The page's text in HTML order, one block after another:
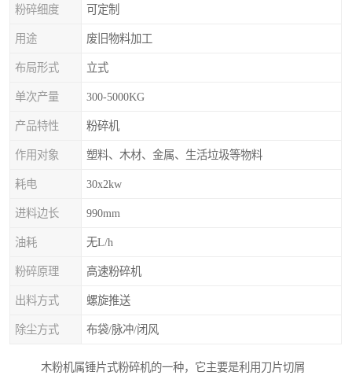
粉碎细度 可定制
用途 废旧物料加工
布局形式 立式
单次产量 300-5000KG
产品特性 粉碎机
作用对象 塑料、木材、金属、生活垃圾等物料
耗电 30x2kw
进料边长 990mm
油耗 无L/h
粉碎原理 高速粉碎机
出料方式 螺旋推送
除尘方式 布袋/脉冲/闭风
木粉机属锤片式粉碎机的一种，它主要是利用刀片切屑